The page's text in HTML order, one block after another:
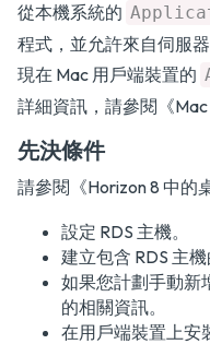
從本機系統的
程式，並允許來自伺服
現在 Mac 用戶端裝置的
詳細資訊，請參閱 《
先決條件
請參閱 《Horizon 8 中的
設定 RDS 主機。
建立包含 RDS 主機
如果您計劃手動新
的相關資訊。
在用戶端裝置上安